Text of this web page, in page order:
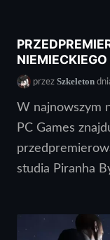
przez Szkeleton
W najnowszym
PC Games
studia Piranha